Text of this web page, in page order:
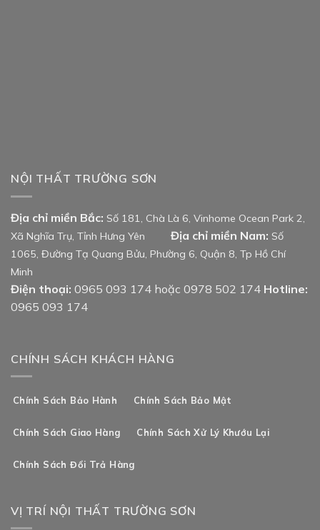
NỘI THẤT TRƯỜNG SƠN
Địa chỉ miền Bắc: Số 181, Chà Là 6, Vinhome Ocean Park 2,
Xã Nghĩa Trụ, Tỉnh Hưng Yên
Địa chỉ miền Nam: Số
1065, Đường Tạ Quang Bửu, Phường 6, Quận 8, Tp Hồ Chí
Minh
Điện thoại: 0965 093 174 hoặc 0978 502 174 Hotline:
0965 093 174
CHÍNH SÁCH KHÁCH HÀNG
Chính Sách Bảo Hành Chính Sách Bảo Mật
Chính Sách Giao Hàng Chính Sách Xử Lý Khướu Lại
Chính Sách Đổi Trả Hàng
VỊ TRÍ NỘI THẤT TRƯỜNG SƠN